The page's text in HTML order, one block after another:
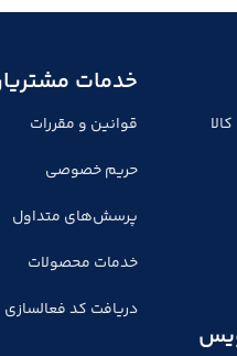
خدمات
قوانین و مقررات
حریم خصوصی
پرسش‌های متداول
خدمات محصولات
دریافت کد فعالسازی